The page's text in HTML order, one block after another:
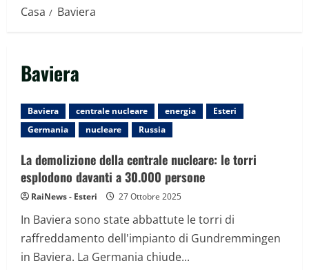
Casa Baviera
Baviera
Baviera centrale nucleare energia
Esteri
Germania
nucleare Russia
La demolizione della centrale nucleare: le torri
esplodono davanti a 30.000 persone
RaiNews - Esteri 27 Ottobre 2025
In Baviera sono state abbattute le torri di
raffreddamento dell'impianto di Gundremmingen
in Baviera. La Germania chiude...